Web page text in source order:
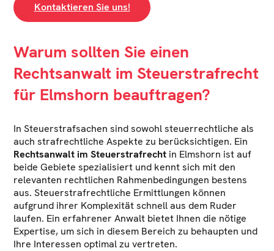
Kontaktieren Sie uns!
Warum sollten Sie einen
Rechtsanwalt im Steuerstrafrecht
für Elmshorn beauftragen?
In Steuerstrafsachen sind sowohl steuerrechtliche als
auch strafrechtliche Aspekte zu berücksichtigen. Ein
Rechtsanwalt im Steuerstrafrecht in Elmshorn ist auf
beide Gebiete spezialisiert und kennt sich mit den
relevanten rechtlichen Rahmenbedingungen bestens
aus. Steuerstrafrechtliche Ermittlungen können
aufgrund ihrer Komplexität schnell aus dem Ruder
laufen. Ein erfahrener Anwalt bietet Ihnen die nötige
Expertise, um sich in diesem Bereich zu behaupten und
Ihre Interessen optimal zu vertreten.